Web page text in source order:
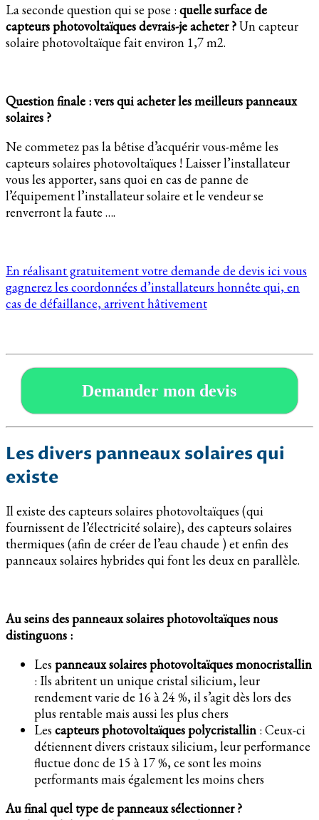
La seconde question qui se pose : quelle surface de
capteurs photovoltaïques devrais-je acheter ?Un capteur
solaire photovoltaïque fait environ 1,7 m2.
Question finale : vers qui acheter les meilleurs panneaux
solaires ?
Ne commetez pas la bêtise d’acquérir vous-même les
capteurs solaires photovoltaïques ! Laisser l’installateur
vous les apporter, sans quoi en cas de panne de
l’équipement l’installateur solaire et le vendeur se
renverront la faute ….
En réalisant gratuitement votre demande de devis ici vous
gagnerez les coordonnées d’installateurs honnête qui, en
cas de défaillance, arrivent hâtivement
Demander mon devis
Les divers panneaux solaires qui
existe
Il existe des capteurs solaires photovoltaïques (qui
fournissent de l’électricité solaire), des capteurs solaires
thermiques (afin de créer de l’eau chaude ) et enfin des
panneaux solaires hybrides qui font les deux en parallèle.
Au seins des panneaux solaires photovoltaïques nous
distinguons :
Les panneaux solaires photovoltaïques monocristallin
: Ils abritent un unique cristal silicium, leur
rendement varie de 16 à 24 %, il s’agit dès lors des
plus rentable mais aussi les plus chers
Les capteurs photovoltaïques polycristallin : Ceux-ci
détiennent divers cristaux silicium, leur performance
fluctue donc de 15 à 17 %, ce sont les moins
performants mais également les moins chers
Au final quel type de panneaux sélectionner ?